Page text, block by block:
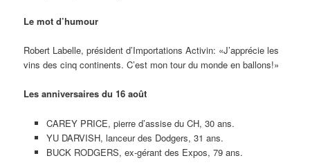
Le mot d’humour
Robert Labelle, président d’Importations Activin: «J’apprécie les
vins des cinq continents. C’est mon tour du monde en ballons!»
Les anniversaires du 16 août
CAREY PRICE, pierre d’assise du CH, 30 ans.
YU DARVISH, lanceur des Dodgers, 31 ans.
BUCK RODGERS, ex-gérant des Expos, 79 ans.